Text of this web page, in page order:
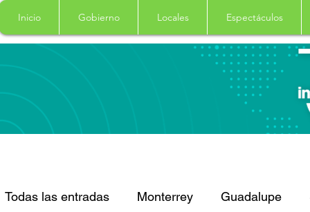
Inicio Gobierno Locales Espectáculos
Todas las entradas Monterrey Guadalupe